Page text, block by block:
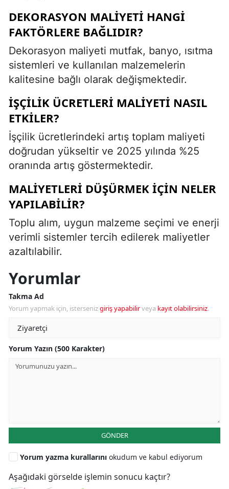
DEKORASYON MALIYETI HANGI
FAKTÖRLERE BAĞLIDIR?
Dekorasyon maliyeti mutfak, banyo, ısıtma
sistemleri ve kullanılan malzemelerin
kalitesine bağlı olarak değişmektedir.
İŞÇILIK ÜCRETLERI MALIYETI NASIL
ETKILER?
İşçilik ücretlerindeki artış toplam maliyeti
doğrudan yükseltir ve 2025 yılında %25
oranında artış göstermektedir.
MALIYETLERI DÜŞÜRMEK IÇIN NELER
YAPILABILIR?
Toplu alım, uygun malzeme seçimi ve enerji
verimli sistemler tercih edilerek maliyetler
azaltılabilir.
Yorumlar
Takma Ad
Yorum yapmak için, istersenizgiriş yapabilirveya kayıt olabilirsiniz.
Yorum Yazın (500 Karakter)
GÖNDER
Yorum yazma kurallarını okudum ve kabul ediyorum
Aşağıdaki görselde işlemin sonucu kaçtır?